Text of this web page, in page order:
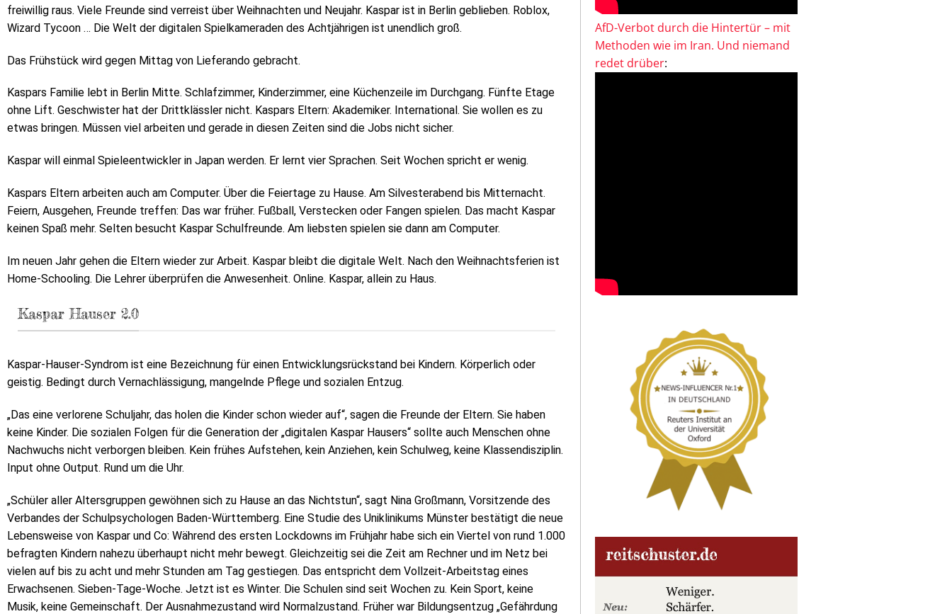
freiwillig raus. Viele Freunde sind verreist über Weihnachten und Neujahr. Kaspar ist in Berlin geblieben. Roblox,
Wizard Tycoon … Die Welt der digitalen Spielkameraden des Achtjährigen ist unendlich groß.
Das Frühstück wird gegen Mittag von Lieferando gebracht.
Kaspars Familie lebt in Berlin Mitte. Schlafzimmer, Kinderzimmer, eine Küchenzeile im Durchgang. Fünfte Etage
ohne Lift. Geschwister hat der Drittklässler nicht. Kaspars Eltern: Akademiker. International. Sie wollen es zu
etwas bringen. Müssen viel arbeiten und gerade in diesen Zeiten sind die Jobs nicht sicher.
Kaspar will einmal Spieleentwickler in Japan werden. Er lernt vier Sprachen. Seit Wochen spricht er wenig.
Kaspars Eltern arbeiten auch am Computer. Über die Feiertage zu Hause. Am Silvesterabend bis Mitternacht.
Feiern, Ausgehen, Freunde treffen: Das war früher. Fußball, Verstecken oder Fangen spielen. Das macht Kaspar
keinen Spaß mehr. Selten besucht Kaspar Schulfreunde. Am liebsten spielen sie dann am Computer.
Im neuen Jahr gehen die Eltern wieder zur Arbeit. Kaspar bleibt die digitale Welt. Nach den Weihnachtsferien ist
Home-Schooling. Die Lehrer überprüfen die Anwesenheit. Online. Kaspar, allein zu Haus.
Kaspar Hauser 2.0
Kaspar-Hauser-Syndrom ist eine Bezeichnung für einen Entwicklungsrückstand bei Kindern. Körperlich oder
geistig. Bedingt durch Vernachlässigung, mangelnde Pflege und sozialen Entzug.
„Das eine verlorene Schuljahr, das holen die Kinder schon wieder auf“, sagen die Freunde der Eltern. Sie haben
keine Kinder. Die sozialen Folgen für die Generation der „digitalen Kaspar Hausers“ sollte auch Menschen ohne
Nachwuchs nicht verborgen bleiben. Kein frühes Aufstehen, kein Anziehen, kein Schulweg, keine Klassendisziplin.
Input ohne Output. Rund um die Uhr.
„Schüler aller Altersgruppen gewöhnen sich zu Hause an das Nichtstun“, sagt Nina Großmann, Vorsitzende des
Verbandes der Schulpsychologen Baden-Württemberg. Eine Studie des Uniklinikums Münster bestätigt die neue
Lebensweise von Kaspar und Co: Während des ersten Lockdowns im Frühjahr habe sich ein Viertel von rund 1.000
befragten Kindern nahezu überhaupt nicht mehr bewegt. Gleichzeitig sei die Zeit am Rechner und im Netz bei
vielen auf bis zu acht und mehr Stunden am Tag gestiegen. Das entspricht dem Vollzeit-Arbeitstag eines
Erwachsenen. Sieben-Tage-Woche. Jetzt ist es Winter. Die Schulen sind seit Wochen zu. Kein Sport, keine
Musik, keine Gemeinschaft. Der Ausnahmezustand wird Normalzustand. Früher war Bildungsentzug „Gefährdung
AfD-Verbot durch die Hintertür – mit
Methoden wie im Iran. Und niemand
redet drüber: